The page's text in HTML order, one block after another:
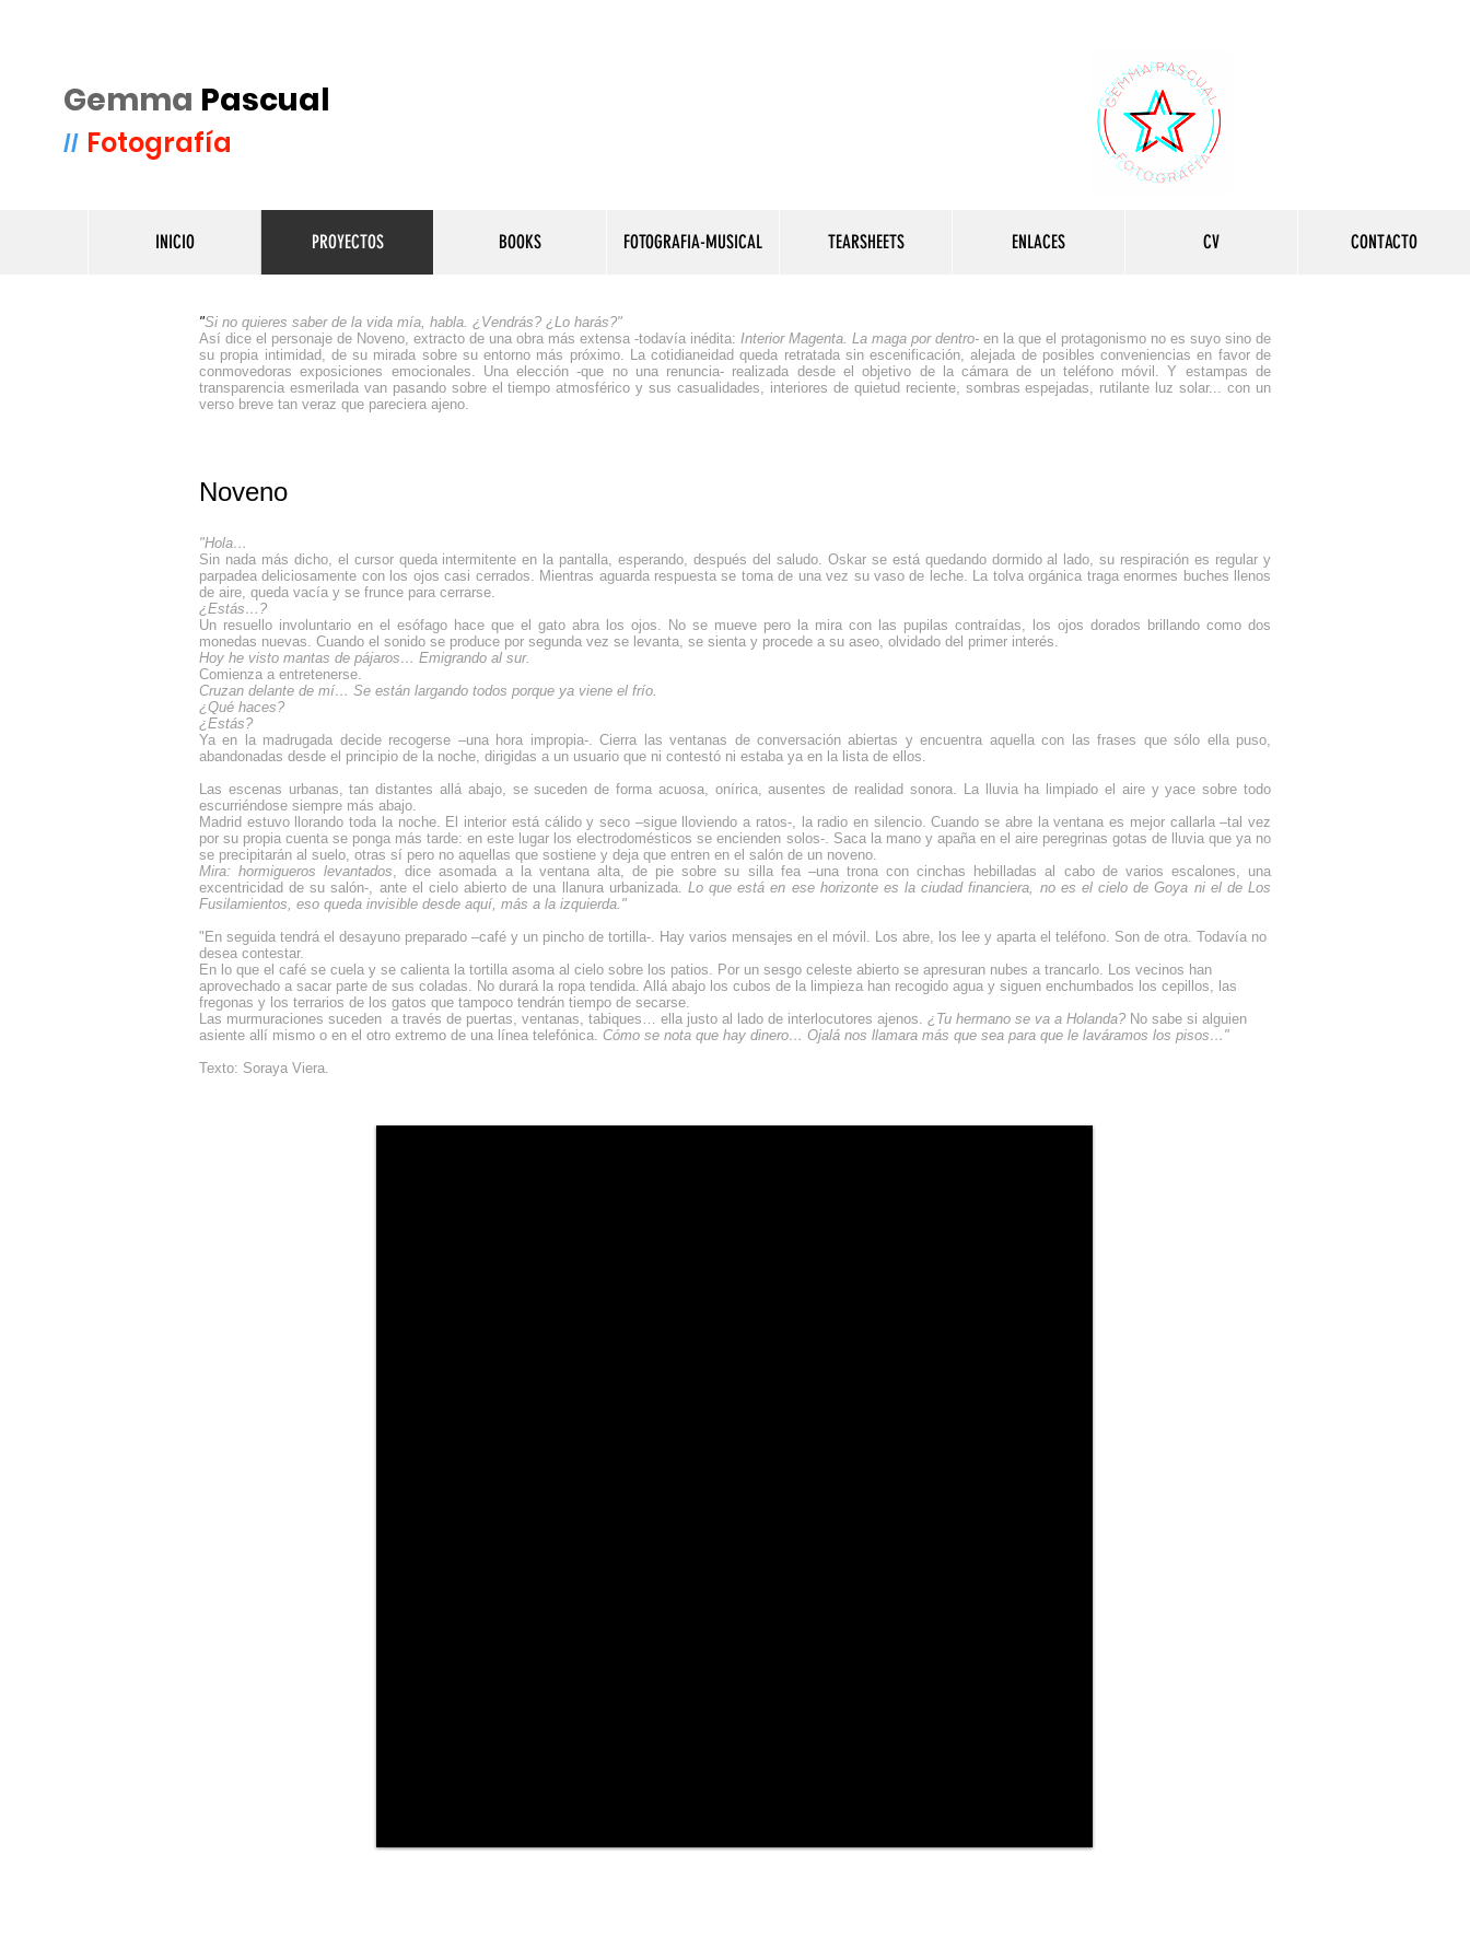
Gemma Pascual
// Fotografía
INICIO PROYECTOS BOOKS FOTOGRAFIA-MUSICAL TEARSHEETS ENLACES CV CONTACTO
"Si no quieres saber de la vida mía, habla. ¿Vendrás? ¿Lo harás?"
Así dice el personaje de Noveno, extracto de una obra más extensa -todavía inédita: Interior Magenta. La maga por dentro- en la que el protagonismo no es suyo sino de
su propia intimidad, de su mirada sobre su entorno más próximo. La cotidianeidad queda retratada sin escenificación, alejada de posibles conveniencias en favor de
conmovedoras exposiciones emocionales. Una elección -que no una renuncia- realizada desde el objetivo de la cámara de un teléfono móvil. Y estampas de
transparencia esmerilada van pasando sobre el tiempo atmosférico y sus casualidades, interiores de quietud reciente, sombras espejadas, rutilante luz solar... con un
verso breve tan veraz que pareciera ajeno.
Noveno
"Hola…
Sin nada más dicho, el cursor queda intermitente en la pantalla, esperando, después del saludo. Oskar se está quedando dormido al lado, su respiración es regular y
parpadea deliciosamente con los ojos casi cerrados. Mientras aguarda respuesta se toma de una vez su vaso de leche. La tolva orgánica traga enormes buches llenos
de aire, queda vacía y se frunce para cerrarse.
¿Estás…?
Un resuello involuntario en el esófago hace que el gato abra los ojos. No se mueve pero la mira con las pupilas contraídas, los ojos dorados brillando como dos
monedas nuevas. Cuando el sonido se produce por segunda vez se levanta, se sienta y procede a su aseo, olvidado del primer interés.
Hoy he visto mantas de pájaros… Emigrando al sur.
Comienza a entretenerse.
Cruzan delante de mí… Se están largando todos porque ya viene el frío.
¿Qué haces?
¿Estás?
Ya en la madrugada decide recogerse –una hora impropia-. Cierra las ventanas de conversación abiertas y encuentra aquella con las frases que sólo ella puso,
abandonadas desde el principio de la noche, dirigidas a un usuario que ni contestó ni estaba ya en la lista de ellos.
Las escenas urbanas, tan distantes allá abajo, se suceden de forma acuosa, onírica, ausentes de realidad sonora. La lluvia ha limpiado el aire y yace sobre todo
escurriéndose siempre más abajo.
Madrid estuvo llorando toda la noche. El interior está cálido y seco –sigue lloviendo a ratos-, la radio en silencio. Cuando se abre la ventana es mejor callarla –tal vez
por su propia cuenta se ponga más tarde: en este lugar los electrodomésticos se encienden solos-. Saca la mano y apaña en el aire peregrinas gotas de lluvia que ya no
se precipitarán al suelo, otras sí pero no aquellas que sostiene y deja que entren en el salón de un noveno.
Mira: hormigueros levantados, dice asomada a la ventana alta, de pie sobre su silla fea –una trona con cinchas hebilladas al cabo de varios escalones, una
excentricidad de su salón-, ante el cielo abierto de una llanura urbanizada. Lo que está en ese horizonte es la ciudad financiera, no es el cielo de Goya ni el de Los
Fusilamientos, eso queda invisible desde aquí, más a la izquierda."
"En seguida tendrá el desayuno preparado –café y un pincho de tortilla-. Hay varios mensajes en el móvil. Los abre, los lee y aparta el teléfono. Son de otra. Todavía no
desea contestar.
En lo que el café se cuela y se calienta la tortilla asoma al cielo sobre los patios. Por un sesgo celeste abierto se apresuran nubes a trancarlo. Los vecinos han
aprovechado a sacar parte de sus coladas. No durará la ropa tendida. Allá abajo los cubos de la limpieza han recogido agua y siguen enchumbados los cepillos, las
fregonas y los terrarios de los gatos que tampoco tendrán tiempo de secarse.
Las murmuraciones suceden a través de puertas, ventanas, tabiques… ella justo al lado de interlocutores ajenos. ¿Tu hermano se va a Holanda? No sabe si alguien
asiente allí mismo o en el otro extremo de una línea telefónica. Cómo se nota que hay dinero… Ojalá nos llamara más que sea para que le laváramos los pisos…"
Texto: Soraya Viera.